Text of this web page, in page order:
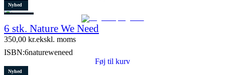
Nyhed
8 stk. tilbage
6 stk. Nature We Need
350,00 kr.ekskl. moms
ISBN:6natureweneed
Føj til kurv
Nyhed